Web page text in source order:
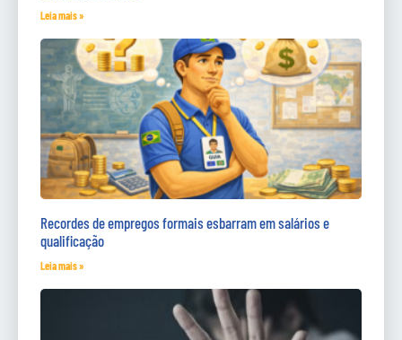
Leia mais »
Recordes de empregos formais esbarram em salários e
qualificação
Leia mais »